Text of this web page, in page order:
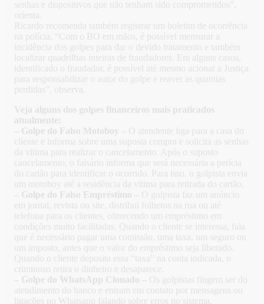
senhas e dispositivos que não tenham sido comprometidos”,
orienta.
Ricardo recomenda também registrar um boletim de ocorrência
na polícia. “Com o BO em mãos, é possível mensurar a
incidência dos golpes para dar o devido tratamento e também
localizar quadrilhas inteiras de fraudadores. Em alguns casos,
identificado o fraudador, é possível até mesmo acionar a Justiça
para responsabilizar o autor do golpe e reaver as quantias
perdidas”, observa.
Veja alguns dos golpes financeiros mais praticados
atualmente:
– Golpe do Falso Motoboy – O atendente liga para a casa do
cliente e informa sobre uma suposta compra e solicita as senhas
da vítima para realizar o cancelamento. Após o suposto
cancelamento, o falsário informa que será necessária a perícia
do cartão para identificar o ocorrido. Para isso, o golpista envia
um motoboy até a residência da vítima para retirada do cartão.
– Golpe do Falso Empréstimo – O golpista faz um anúncio
em jornal, revista ou site, distribui folhetos na rua ou até
telefona para os clientes, oferecendo um empréstimo em
condições muito facilitadas. Quando o cliente se interessa, fala
que é necessário pagar uma comissão, uma taxa, um seguro ou
um imposto, antes que o valor do empréstimo seja liberado.
Quando o cliente deposita essa “taxa” na conta indicada, o
criminoso retira o dinheiro e desaparece.
– Golpe do WhatsApp Clonado – Os golpistas fingem ser do
atendimento do banco e entram em contato por mensagens ou
ligações no Whatsapp falando sobre erros no sistema,